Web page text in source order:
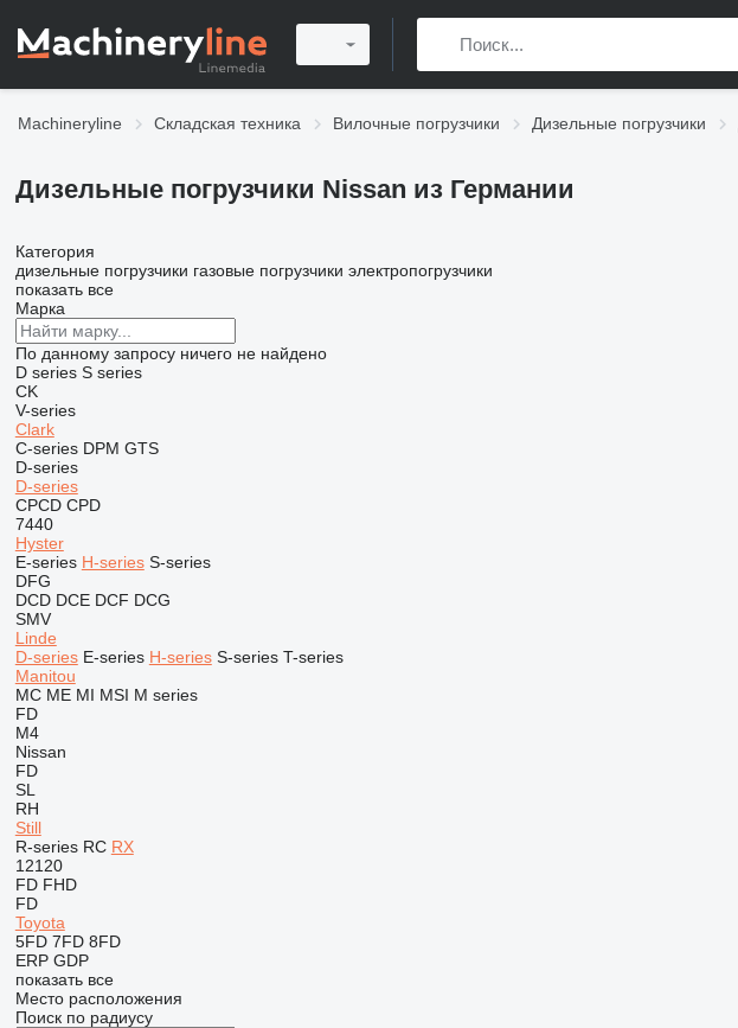
Machineryline Складская техника Вилочные погрузчики Дизельные погрузчики
Дизельные погрузчики Nissan из Германии
Категория
дизельные погрузчики газовые погрузчики электропогрузчики
показать все
Марка
По данному запросу ничего не найдено
D series S series
CK
V-series
Clark
C-series DPM GTS
D-series
D-series
CPCD CPD
7440
Hyster
E-series H-series S-series
DFG
DCD DCE DCF DCG
SMV
Linde
D-series E-series H-series S-series T-series
Manitou
MC ME MI MSI M series
FD
M4
Nissan
FD
SL
RH
Still
R-series RC RX
12120
FD FHD
FD
Toyota
5FD 7FD 8FD
ERP GDP
показать все
Место расположения
Поиск по радиусу